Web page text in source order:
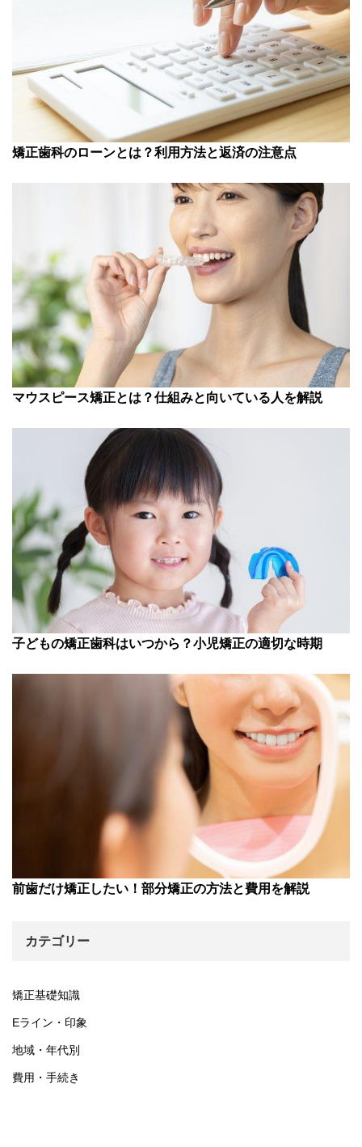
矯正歯科のローンとは？利用方法と返済の注意点
マウスピース矯正とは？仕組みと向いている人を解説
子どもの矯正歯科はいつから？小児矯正の適切な時期
前歯だけ矯正したい！部分矯正の方法と費用を解説
カテゴリー
矯正基礎知識
Eライン・印象
地域・年代別
費用・手続き